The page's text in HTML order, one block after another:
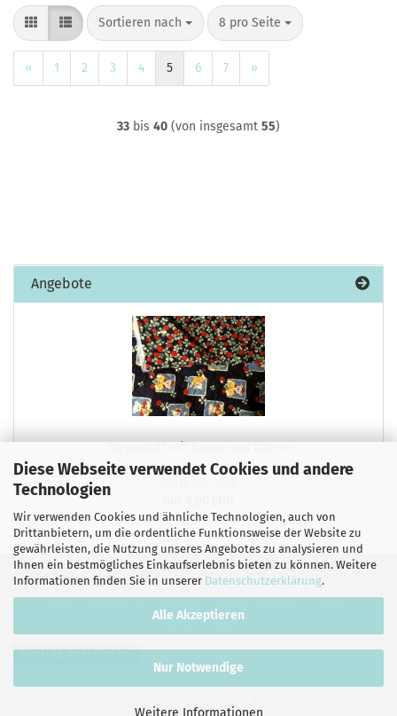
Diese Webseite verwendet Cookies und andere
Technologien
Wir verwenden Cookies und ähnliche Technologien, auch von
Drittanbietern, um die ordentliche Funktionsweise der Website zu
gewährleisten, die Nutzung unseres Angebotes zu analysieren und
Ihnen ein bestmögliches Einkaufserlebnis bieten zu können. Weitere
Informationen finden Sie in unserer Datenschutzerklärung.
Alle Akzeptieren
Nur Notwendige
Weitere Informationen
Sortieren nach
Sortieren nach 8 pro Seite
pro Seite
« 1 2 3 4 5 6 7 »
33 bis 40 (von insgesamt 55)
Angebote
Liefer- und Versandkosten|Privatsphäre und Datenschutz
Kontakt Widerrufsrecht
Einstellungen
Vertrag widerrufen